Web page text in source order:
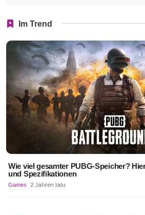
Im Trend
Wie viel gesamter PUBG-Speicher?
und Spezifikationen
Games 2 Jahren lalu